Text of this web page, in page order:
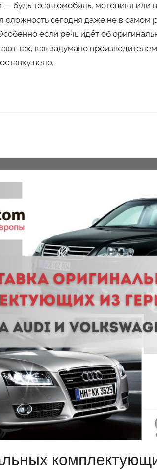
будь то автомобиль, мотоцикл
сегодня даже не в самом
если речь идёт об
так, как задумано
вело,